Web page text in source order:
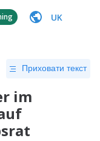
UK
Приховати текст
im